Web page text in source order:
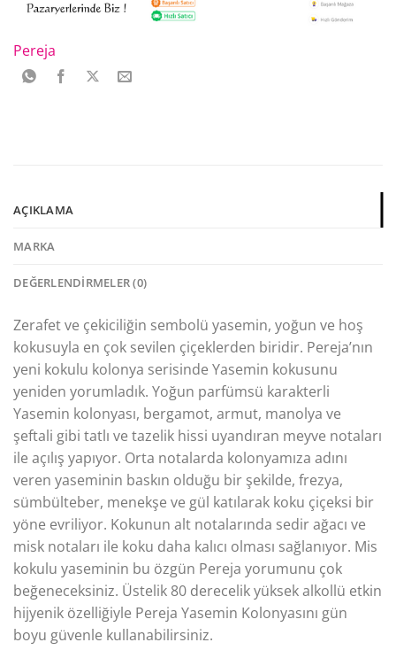
Pereja
AÇIKLAMA
MARKA
DEĞERLENDIRMELER (0)
Zerafet ve çekiciliğin sembolü yasemin, yoğun ve hoş
kokusuyla en çok sevilen çiçeklerden biridir. Pereja’nın
yeni kokulu kolonya serisinde Yasemin kokusunu
yeniden yorumladık. Yoğun parfümsü karakterli
Yasemin kolonyası, bergamot, armut, manolya ve
şeftali gibi tatlı ve tazelik hissi uyandıran meyve notaları
ile açılış yapıyor. Orta notalarda kolonyamıza adını
veren yaseminin baskın olduğu bir şekilde, frezya,
sümbülteber, menekşe ve gül katılarak koku çiçeksi bir
yöne evriliyor. Kokunun alt notalarında sedir ağacı ve
misk notaları ile koku daha kalıcı olması sağlanıyor. Mis
kokulu yaseminin bu özgün Pereja yorumunu çok
beğeneceksiniz. Üstelik 80 derecelik yüksek alkollü etkin
hijyenik özelliğiyle Pereja Yasemin Kolonyasını gün
boyu güvenle kullanabilirsiniz.